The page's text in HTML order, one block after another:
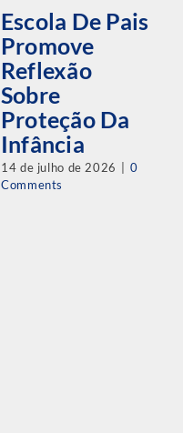
Escola De Pais
Promove
Reflexão
Sobre
Proteção Da
Infância
14 de julho de 2026
0
Comments